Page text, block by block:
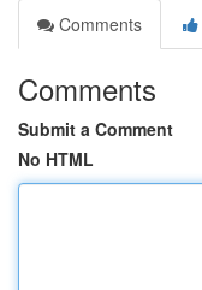
Comments
Comments
Submit a Comment
No HTML